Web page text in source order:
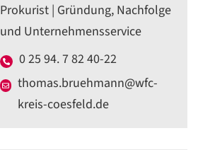
Prokurist | Gründung, Nachfolge
und Unternehmensservice
0 25 94. 7 82 40-22
thomas.bruehmann@wfc-
kreis-coesfeld.de